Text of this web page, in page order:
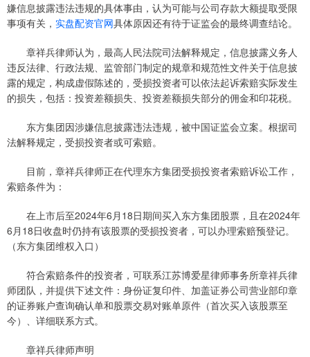
嫌信息披露违法违规的具体事由，认为可能与公司存款大额提取受限
事项有关， 实盘配资官网具体原因还有待于证监会的最终调查结论。
章祥兵律师认为，最高人民法院司法解释规定，信息披露义务人
违反法律、行政法规、监管部门制定的规章和规范性文件关于信息披
露的规定，构成虚假陈述的，受损投资者可以依法起诉索赔实际发生
的损失，包括：投资差额损失、投资差额损失部分的佣金和印花税。
东方集团因涉嫌信息披露违法违规，被中国证监会立案。根据司
法解释规定，受损投资者或可索赔。
目前，章祥兵律师正在代理东方集团受损投资者索赔诉讼工作，
索赔条件为：
在上市后至2024年6月18日期间买入东方集团股票，且在2024年
6月18日收盘时仍持有该股票的受损投资者，可以办理索赔预登记。
（东方集团维权入口）
符合索赔条件的投资者，可联系江苏博爱星律师事务所章祥兵律
师团队，并提供下述文件：身份证复印件、加盖证券公司营业部印章
的证券账户查询确认单和股票交易对账单原件（首次买入该股票至
今）、详细联系方式。
章祥兵律师声明